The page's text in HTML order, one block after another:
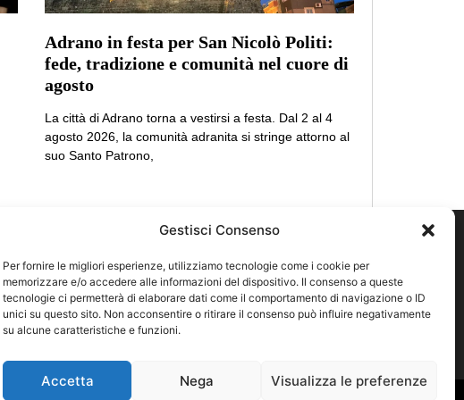
Gestisci Consenso
Per fornire le migliori esperienze, utilizziamo tecnologie come i cookie per
memorizzare e/o accedere alle informazioni del dispositivo. Il consenso a queste
tecnologie ci permetterà di elaborare dati come il comportamento di navigazione o ID
unici su questo sito. Non acconsentire o ritirare il consenso può influire negativamente
su alcune caratteristiche e funzioni.
Accetta Nega Visualizza le preferenze
Adrano in festa per San Nicolò Politi:
fede, tradizione e comunità nel cuore di
agosto
La città di Adrano torna a vestirsi a festa. Dal 2 al 4
agosto 2026, la comunità adranita si stringe attorno al
suo Santo Patrono,
Privacy Policy
Cookie Policy